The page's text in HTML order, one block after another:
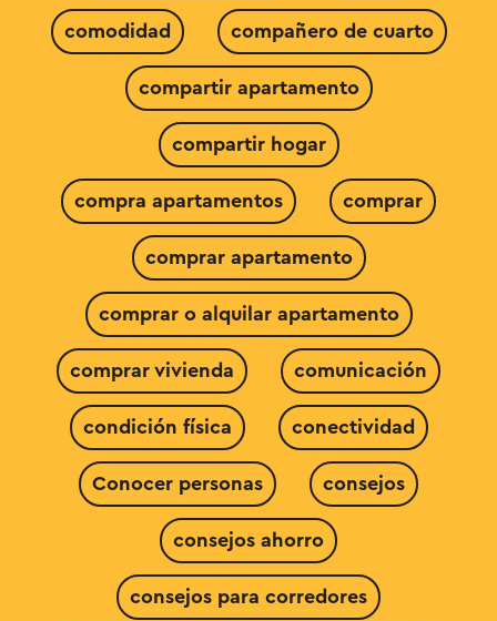
comodidad compañero de cuarto
compartir apartamento
compartir hogar
compra apartamentos comprar
comprar apartamento
comprar o alquilar apartamento
comprar vivienda comunicación
condición física conectividad
Conocer personas consejos
consejos ahorro
consejos para corredores